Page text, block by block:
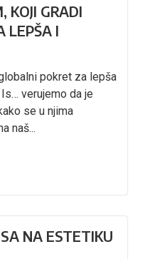
KOJI GRADI
LEPŠA I
pokret za lepša
verujemo da je
se u njima
naš...
NA ESTETIKU